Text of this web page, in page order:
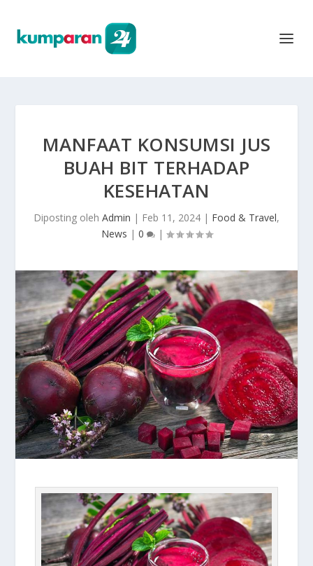
MANFAAT KONSUMSI JUS
BUAH BIT TERHADAP
KESEHATAN
Diposting oleh Admin | Feb 11, 2024 | Food & Travel,
News | 0 |